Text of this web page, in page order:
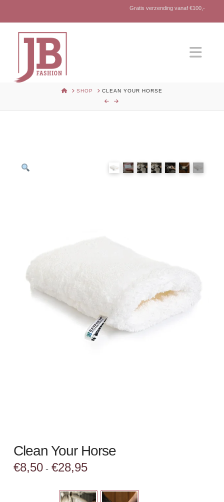
Gratis verzending vanaf €100,-
HOMESHOP CLEAN YOUR HORSE
Clean Your Horse
€8,50 - €28,95
€28,95